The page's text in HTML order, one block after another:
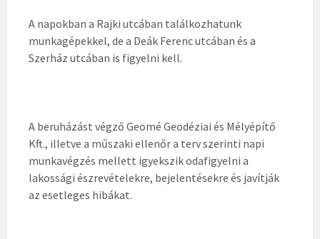
A napokban a Rajki utcában találkozhatunk
munkagépekkel, de a Deák Ferenc utcában és a
Szerház utcában is figyelni kell.
A beruházást végző Geomé Geodéziai és Mélyépítő
Kft., illetve a műszaki ellenőr a terv szerinti napi
munkavégzés mellett igyekszik odafigyelni a
lakossági észrevételekre, bejelentésekre és javítják
az esetleges hibákat.